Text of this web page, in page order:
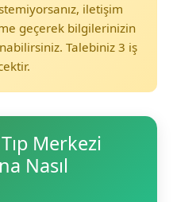
iletişim
geçerek bilgilerinizin
Talebiniz 3 iş
Merkezi
Nasıl